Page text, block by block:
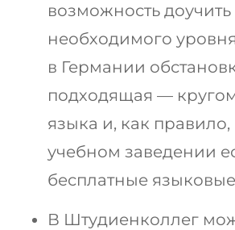
возможность
необходимого
в Германии
подходящая —
языка и, как правило,
учебном заведении
бесплатные
В Штудиенколлег